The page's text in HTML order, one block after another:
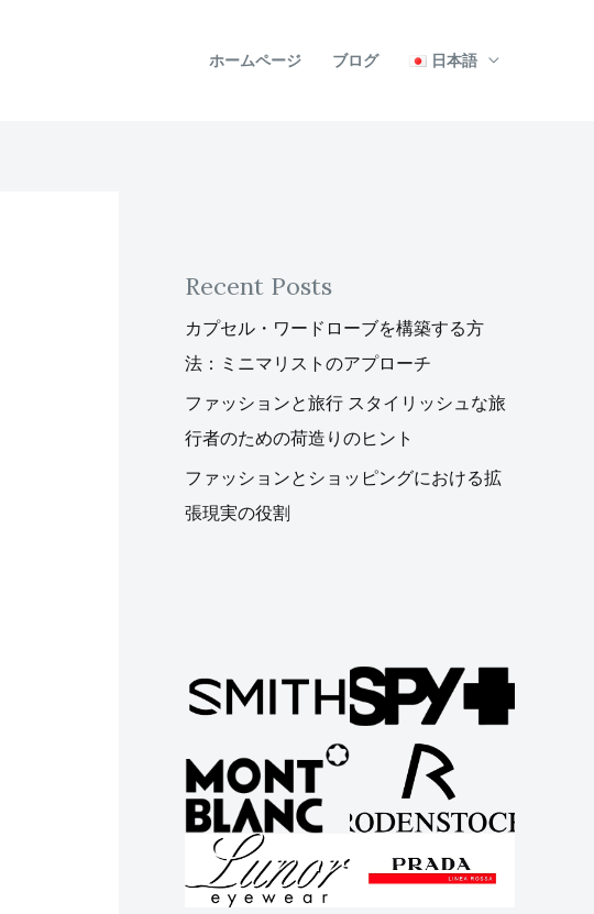
ホームページ ブログ 日本語
Recent Posts
カプセル・ワードローブを構築する方
法：ミニマリストのアプローチ
ファッションと旅行 スタイリッシュな旅
行者のための荷造りのヒント
ファッションとショッピングにおける拡
張現実の役割